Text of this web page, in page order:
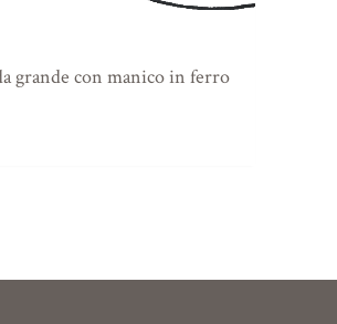
grande con manico in ferro